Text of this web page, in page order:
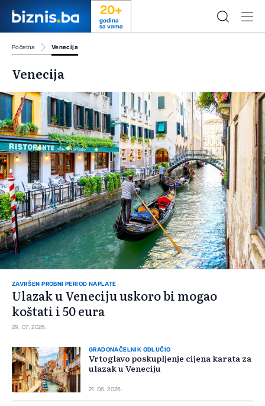
20+
godina
sa vama
Početna Venecija
Venecija
ZAVRŠEN PROBNI PERIOD NAPLATE
Ulazak u Veneciju uskoro bi mogao
koštati i 50 eura
29. 07. 2026.
GRADONAČELNIK ODLUČIO
Vrtoglavo poskupljenje cijena karata za
ulazak u Veneciju
21. 06. 2026.